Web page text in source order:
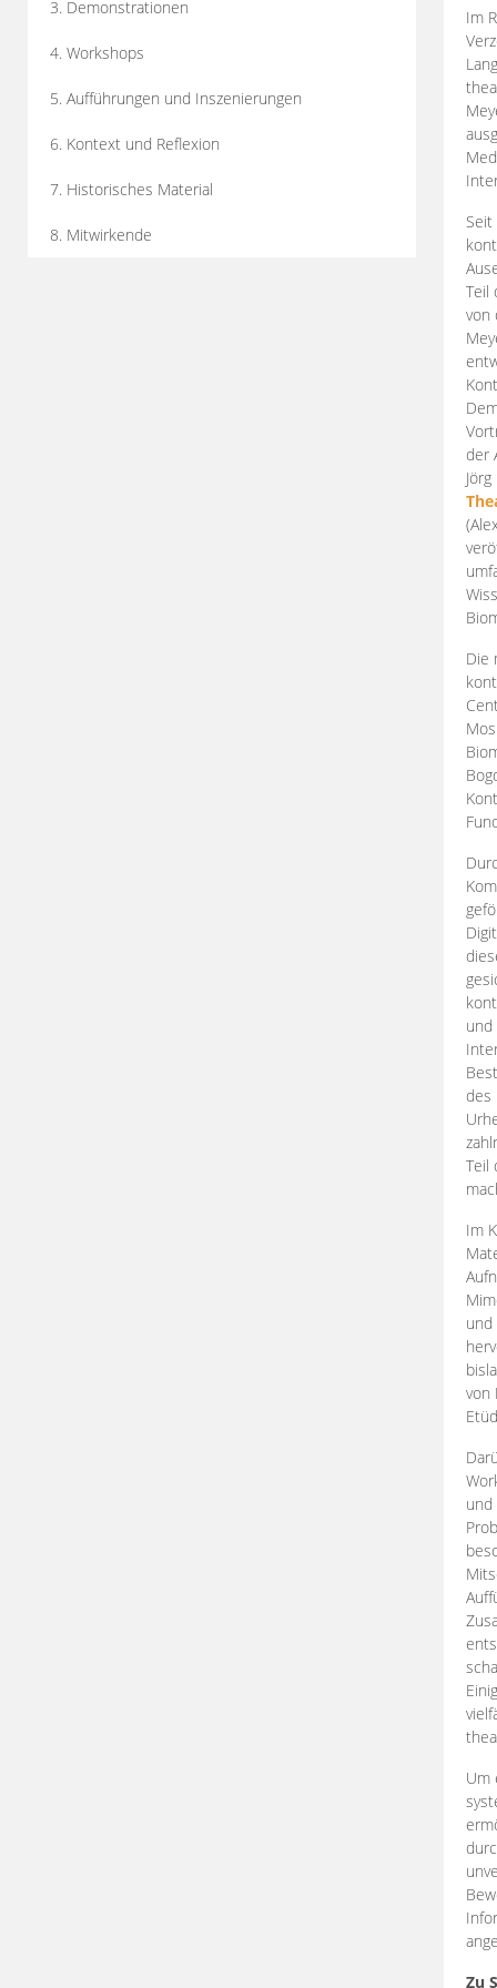
3. Demonstrationen
4. Workshops
5. Aufführungen und Inszenierungen
6. Kontext und Reflexion
7. Historisches Material
8. Mitwirkende
Im
Teil
von
der
Die
des
Teil
Im
und
von
und
Um
Zu